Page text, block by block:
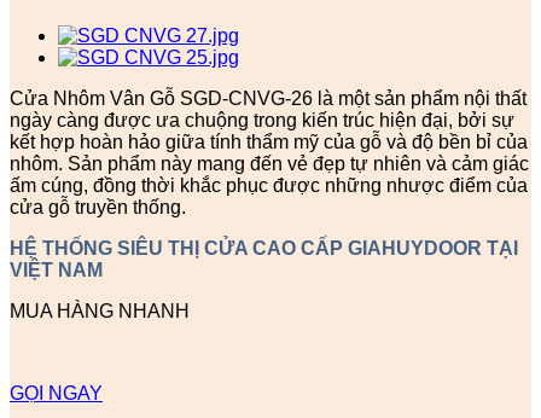
Cửa Nhôm Vân Gỗ SGD-CNVG-26 là một sản phẩm nội thất
ngày càng được ưa chuộng trong kiến trúc hiện đại, bởi sự
kết hợp hoàn hảo giữa tính thẩm mỹ của gỗ và độ bền bỉ của
nhôm. Sản phẩm này mang đến vẻ đẹp tự nhiên và cảm giác
ấm cúng, đồng thời khắc phục được những nhược điểm của
cửa gỗ truyền thống.
HỆ THỐNG SIÊU THỊ CỬA CAO CẤP GIAHUYDOOR TẠI
VIỆT NAM
MUA HÀNG NHANH
GỌI NGAY